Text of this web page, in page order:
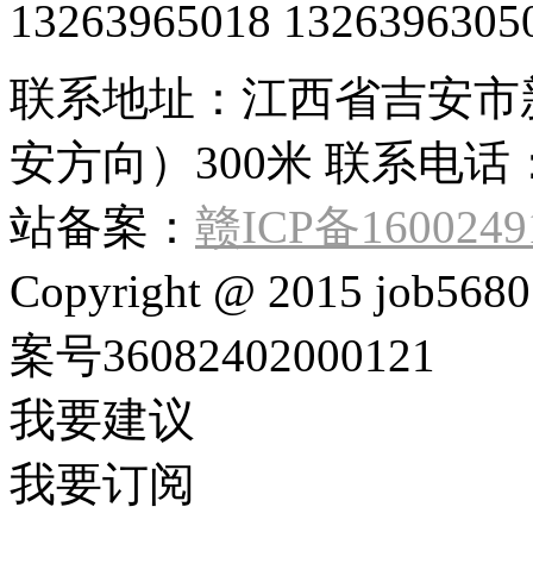
13263965018
联系地址：江西省吉安
安方向）300米 联系电话
站备案： 赣ICP备
Copyright @ 2015
案号36082402000121
我要建议
我要订阅